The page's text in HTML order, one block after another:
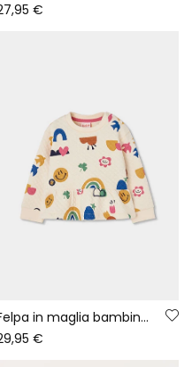
€
Felpa in maglia bambina écru stampa multicolore
€